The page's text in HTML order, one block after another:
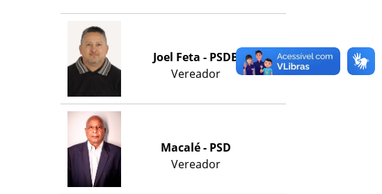
Joel Feta - PSDB
Vereador
Macalé - PSD
Vereador